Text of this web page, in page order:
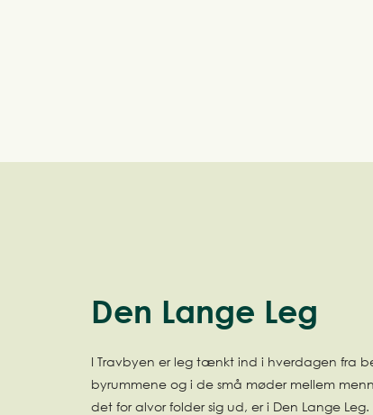
Den Lange Leg
I Travbyen er leg tænkt ind i hverdagen fra
byrummene og i de små møder mellem
det for alvor folder sig ud, er i Den Lange Leg.